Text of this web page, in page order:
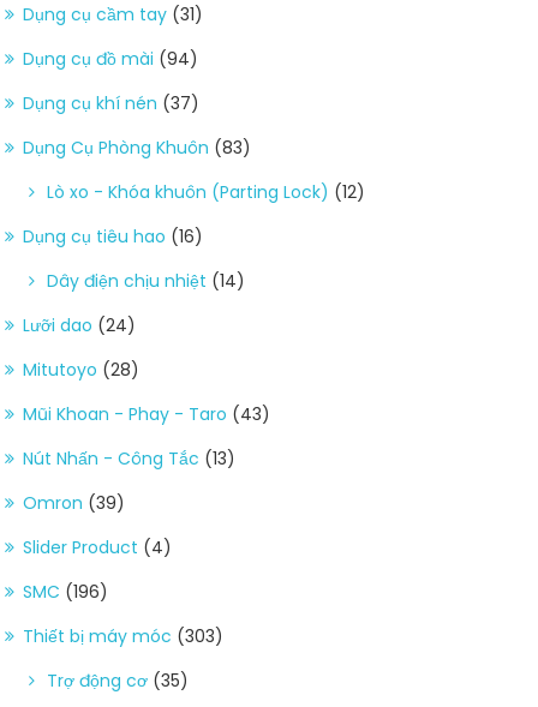
Dụng cụ cầm tay (31)
Dụng cụ đồ mài (94)
Dụng cụ khí nén (37)
Dụng Cụ Phòng Khuôn (83)
Lò xo - Khóa khuôn (Parting Lock) (12)
Dụng cụ tiêu hao (16)
Dây điện chịu nhiệt (14)
Lưỡi dao (24)
Mitutoyo (28)
Mũi Khoan - Phay - Taro (43)
Nút Nhấn - Công Tắc (13)
Omron (39)
Slider Product (4)
SMC (196)
Thiết bị máy móc (303)
Trợ động cơ (35)